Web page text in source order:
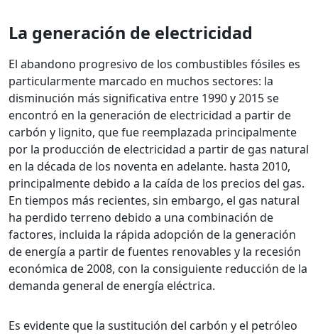
La generación de electricidad
El abandono progresivo de los combustibles fósiles es
particularmente marcado en muchos sectores: la
disminución más significativa entre 1990 y 2015 se
encontró en la generación de electricidad a partir de
carbón y lignito, que fue reemplazada principalmente
por la producción de electricidad a partir de gas natural
en la década de los noventa en adelante. hasta 2010,
principalmente debido a la caída de los precios del gas.
En tiempos más recientes, sin embargo, el gas natural
ha perdido terreno debido a una combinación de
factores, incluida la rápida adopción de la generación
de energía a partir de fuentes renovables y la recesión
económica de 2008, con la consiguiente reducción de la
demanda general de energía eléctrica.
Es evidente que la sustitución del carbón y el petróleo